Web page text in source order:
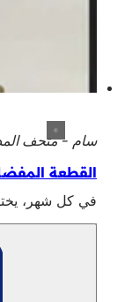
سام - متحف
القطعة
في كل شهر، يختار